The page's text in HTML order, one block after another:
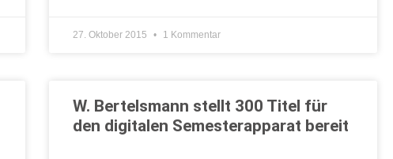
27. Oktober 2015 1 Kommentar
W. Bertelsmann stellt 300 Titel für
den digitalen Semesterapparat bereit